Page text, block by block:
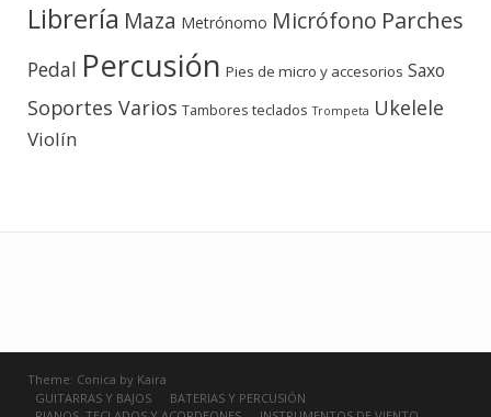
Librería Maza Metrónomo Micrófono Parches
Pedal Percusión Pies de micro y accesorios Saxo
Soportes Varios Tambores teclados Trompeta Ukelele
Violín
Theme: Conica by Kaira
GUITARRAS Y BAJOS
BATERIAS Y PERCUSIÓN